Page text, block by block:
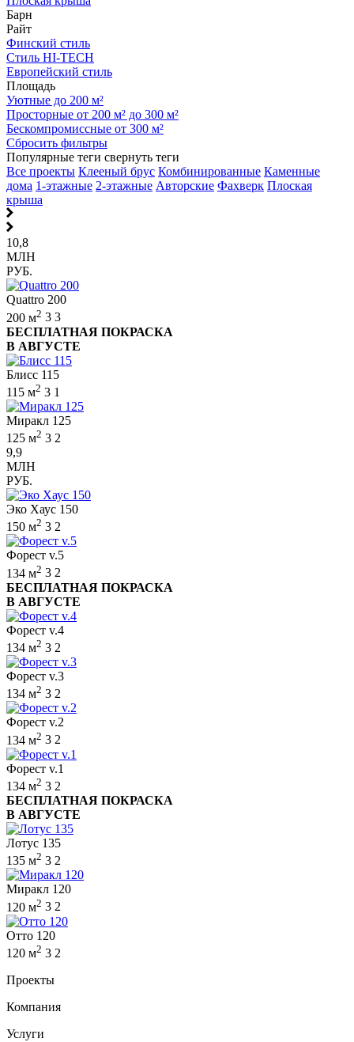
Барн
Райт
Финский стиль
Стиль HI-TECH
Европейский стиль
Площадь
Уютные до 200 м²
Просторные от 200 м² до 300 м²
Бескомпромиссные от 300 м²
Сбросить фильтры
Популярные теги свернуть теги
Все проекты Клееный брус Комбинированные Каменные
дома 1-этажные 2-этажные Авторские Фахверк Плоская
крыша
10,8
МЛН
РУБ.
Quattro 200
200 м2 3 3
БЕСПЛАТНАЯ ПОКРАСКА
В АВГУСТЕ
Блисс 115
115 м2 3 1
Миракл 125
125 м2 3 2
9,9
МЛН
РУБ.
Эко Хаус 150
150 м2 3 2
Форест v.5
134 м2 3 2
БЕСПЛАТНАЯ ПОКРАСКА
В АВГУСТЕ
Форест v.4
134 м2 3 2
Форест v.3
134 м2 3 2
Форест v.2
134 м2 3 2
Форест v.1
134 м2 3 2
БЕСПЛАТНАЯ ПОКРАСКА
В АВГУСТЕ
Лотус 135
135 м2 3 2
Миракл 120
120 м2 3 2
Отто 120
120 м2 3 2
Проекты
Компания
Услуги